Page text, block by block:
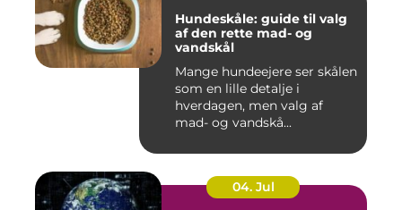
Hundeskåle: guide til valg
af den rette mad- og
vandskål
Mange hundeejere ser skålen
som en lille detalje i
hverdagen, men valg af
mad- og vandskå...
04. Jul